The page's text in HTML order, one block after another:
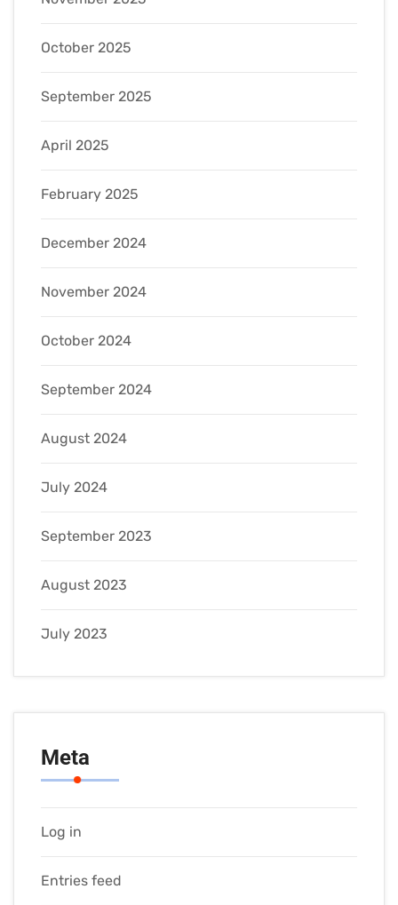
October 2025
September 2025
April 2025
February 2025
December 2024
November 2024
October 2024
September 2024
August 2024
July 2024
September 2023
August 2023
July 2023
Meta
Log in
Entries feed